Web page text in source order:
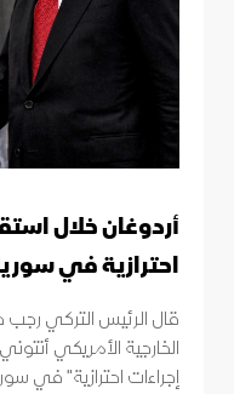
أردوغان خلال
احترازية في
قال الرئيس التركي رجب
الخارجية الأمريكي
إجراءات احترازية" في